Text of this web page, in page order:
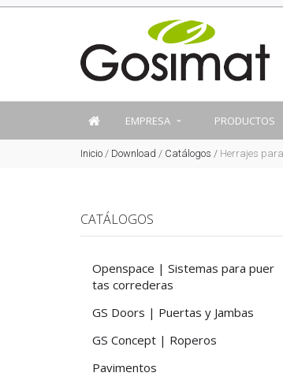
EMPRESA PRODUCTOS
Inicio / Download / Catálogos / Herrajes
CATÁLOGOS
Openspace | Sistemas para puer
tas correderas
GS Doors | Puertas y Jambas
GS Concept | Roperos
Pavimentos